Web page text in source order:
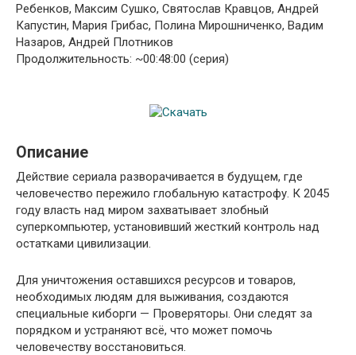
Ребенков, Максим Сушко, Святослав Кравцов, Андрей
Капустин, Мария Грибас, Полина Мирошниченко, Вадим
Назаров, Андрей Плотников
Продолжительность: ~00:48:00 (серия)
Описание
Действие сериала разворачивается в будущем, где
человечество пережило глобальную катастрофу. К 2045
году власть над миром захватывает злобный
суперкомпьютер, установивший жесткий контроль над
остатками цивилизации.
Для уничтожения оставшихся ресурсов и товаров,
необходимых людям для выживания, создаются
специальные киборги — Проверяторы. Они следят за
порядком и устраняют всё, что может помочь
человечеству восстановиться.